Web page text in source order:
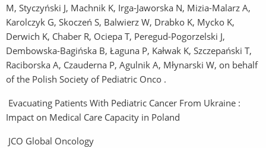
M, Styczyński J, Machnik K, Irga-Jaworska N, Mizia-Malarz A,
Karolczyk G, Skoczeń S, Balwierz W, Drabko K, Mycko K,
Derwich K, Chaber R, Ociepa T, Peregud-Pogorzelski J,
Dembowska-Bagińska B, Łaguna P, Kałwak K, Szczepański T,
Raciborska A, Czauderna P, Agulnik A, Młynarski W, on behalf
of the Polish Society of Pediatric Onco .
Evacuating Patients With Pediatric Cancer From Ukraine :
Impact on Medical Care Capacity in Poland
JCO Global Oncology